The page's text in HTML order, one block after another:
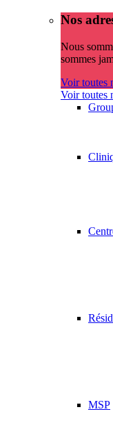
Nos
Nous
sommes
Voir toutes
Voir toutes
MSP